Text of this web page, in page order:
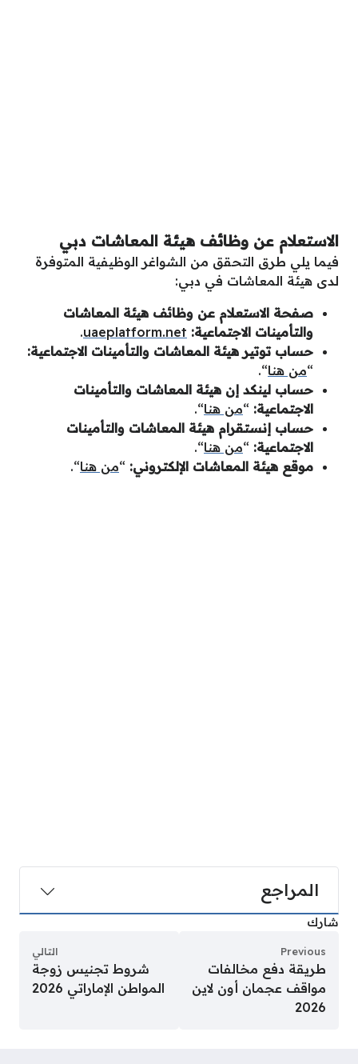
الاستعلام عن وظائف هيئة المعاشات دبي
فيما يلي طرق التحقق من الشواغر الوظيفية المتوفرة
لدى هيئة المعاشات في دبي:
صفحة الاستعلام عن وظائف هيئة المعاشات
والتأمينات الاجتماعية: uaeplatform.net
.
حساب توتير هيئة المعاشات والتأمينات الاجتماعية:
“من هنا“.
حساب لينكد إن هيئة المعاشات والتأمينات
الاجتماعية: “من هنا“.
حساب إنستقرام هيئة المعاشات والتأمينات
الاجتماعية: “من هنا“.
موقع هيئة المعاشات الإلكتروني: “من هنا“.
المراجع
شارك
Previous
طريقة دفع مخالفات
مواقف عجمان أون لاين
2026
التالي
شروط تجنيس زوجة
المواطن الإماراتي 2026